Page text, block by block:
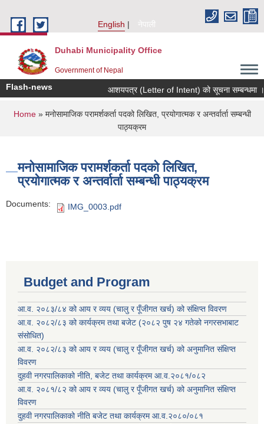
English
नेपाली
Duhabi Municipality Office
Government of Nepal
Flash-news आशयपत्र (Letter of Intent) को सूचना सम्बन्धमा ।
You are here
Home» मनोसामाजिक परामर्शकर्ता पदको लिखित, प्रयोगात्मक र अन्तर्वार्ता सम्बन्धी
पाठ्यक्रम
मनोसामाजिक परामर्शकर्ता पदको लिखित,
प्रयोगात्मक र अन्तर्वार्ता सम्बन्धी पाठ्यक्रम
Documents: IMG_0003.pdf
Budget and Program
आ.व. २०८३/८४ को आय र व्यय (चालु र पूँजीगत खर्च) को संक्षिप्त विवरण
आ.व. २०८२/८३ को कार्यक्रम तथा बजेट (२०८२ पुष २४ गतेको नगरसभाबाट
संसोधित)
आ.व. २०८२/८३ को आय र व्यय (चालु र पूँजीगत खर्च) को अनुमानित संक्षिप्त
विवरण
दुहवी नगरपालिकाको नीति, बजेट तथा कार्यक्रम आ.व.२०८१/०८२
आ.व. २०८१/८२ को आय र व्यय (चालु र पूँजीगत खर्च) को अनुमानित संक्षिप्त
विवरण
दुहवी नगरपालिकाको नीति बजेट तथा कार्यक्रम आ.व.२०८०/०८१